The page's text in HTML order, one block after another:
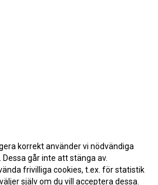
korrekt använder vi nödvändiga
går inte att stänga av.
frivilliga cookies, t.ex. för statistik
själv om du vill acceptera dessa.